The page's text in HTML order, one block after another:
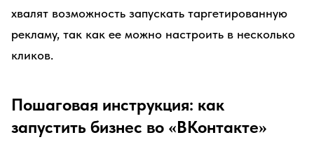
хвалят возможность запускать таргетированную
рекламу, так как ее можно настроить в несколько
кликов.
Пошаговая инструкция: как
запустить бизнес во «ВКонтакте»